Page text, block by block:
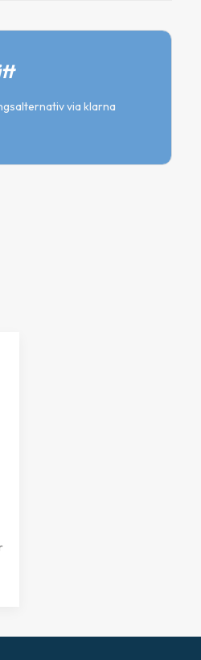
via klarna